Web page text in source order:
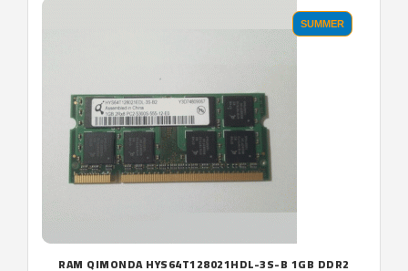
SUMMER
RAM QIMONDA HYS64T128021HDL-3S-B 1GB DDR2